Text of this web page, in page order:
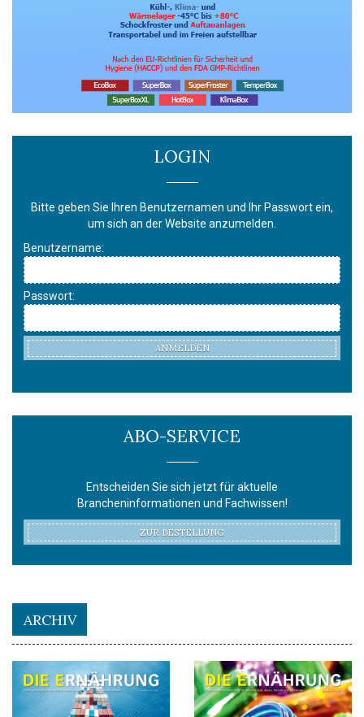
LOGIN
Bitte geben Sie Ihren Benutzernamen und Ihr Passwort ein,
um sich an der Website anzumelden.
Benutzername:
Passwort:
ANMELDEN
ABO-SERVICE
Entscheiden Sie sich jetzt für aktuelle
Brancheninformationen und Fachwissen!
ZUR BESTELLUNG
ARCHIV